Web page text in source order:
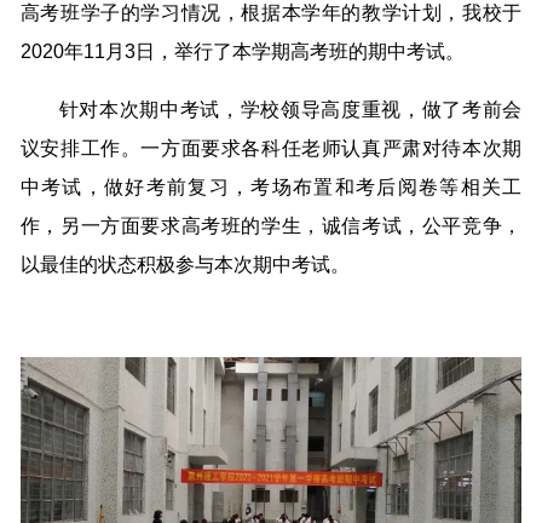
高考班学子的学习情况，根据本学年的教学计划，我校于
2020年11月3日，举行了本学期高考班的期中考试。
针对本次期中考试，学校领导高度重视，做了考前会
议安排工作。一方面要求各科任老师认真严肃对待本次期
中考试，做好考前复习，考场布置和考后阅卷等相关工
作，另一方面要求高考班的学生，诚信考试，公平竞争，
以最佳的状态积极参与本次期中考试。